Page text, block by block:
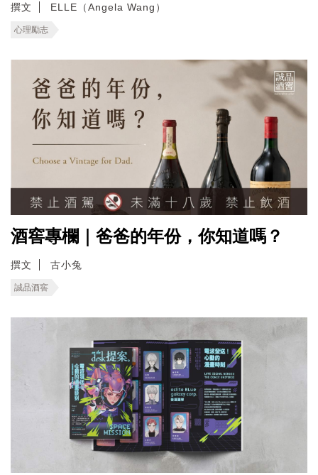
撰文 ELLE（Angela Wang）
心理勵志
酒窖專欄｜爸爸的年份，你知道嗎？
撰文 古小兔
誠品酒窖